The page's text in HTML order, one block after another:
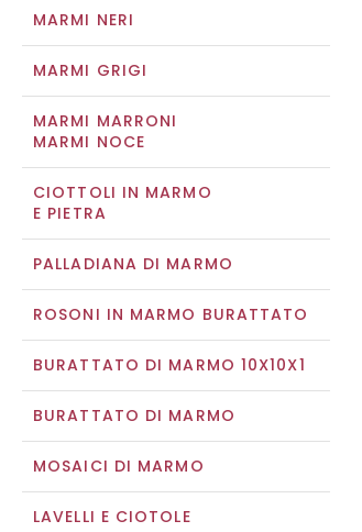
MARMI NERI
MARMI GRIGI
MARMI MARRONI
MARMI NOCE
CIOTTOLI IN MARMO
E PIETRA
PALLADIANA DI MARMO
ROSONI IN MARMO BURATTATO
BURATTATO DI MARMO 10X10X1
BURATTATO DI MARMO
MOSAICI DI MARMO
LAVELLI E CIOTOLE